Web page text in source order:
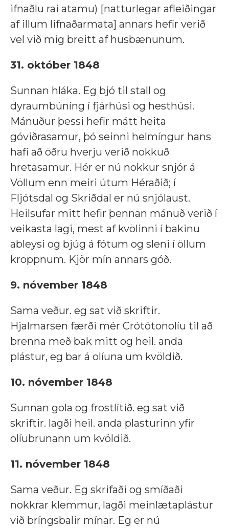
ifnaðlu rai atamu) [natturlegar afleiðingar
af illum lifnaðarmata] annars hefir verið
vel við mig breitt af husbænunum.
31. október 1848
Sunnan hláka. Eg bjó til stall og
dyraumbúníng í fjárhúsi og hesthúsi.
Mánuður þessi hefir mátt heita
góviðrasamur, þó seinni helmíngur hans
hafi að öðru hverju verið nokkuð
hretasamur. Hér er nú nokkur snjór á
Völlum enn meiri útum Héraðið; í
Fljótsdal og Skriðdal er nú snjólaust.
Heilsufar mitt hefir þennan mánuð verið í
veikasta lagi, mest af kvölinni í bakinu
ableysi og bjúg á fótum og sleni í öllum
kroppnum. Kjör mín annars góð.
9. nóvember 1848
Sama veður. eg sat við skriftir.
Hjalmarsen færði mér Crótótonolíu til að
brenna með bak mitt og heil. anda
plástur, eg bar á olíuna um kvöldið.
10. nóvember 1848
Sunnan gola og frostlítið. eg sat við
skriftir. lagði heil. anda plasturinn yfir
olíubrunann um kvöldið.
11. nóvember 1848
Sama veður. Eg skrifaði og smíðaði
nokkrar klemmur, lagði meinlætaplástur
við bríngsbalir mínar. Eg er nú